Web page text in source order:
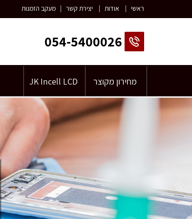
ראשי | אודות | יצירת קשר | מעקב הזמנות
054-5400026
מחירון מקוצר JK Incell LCD